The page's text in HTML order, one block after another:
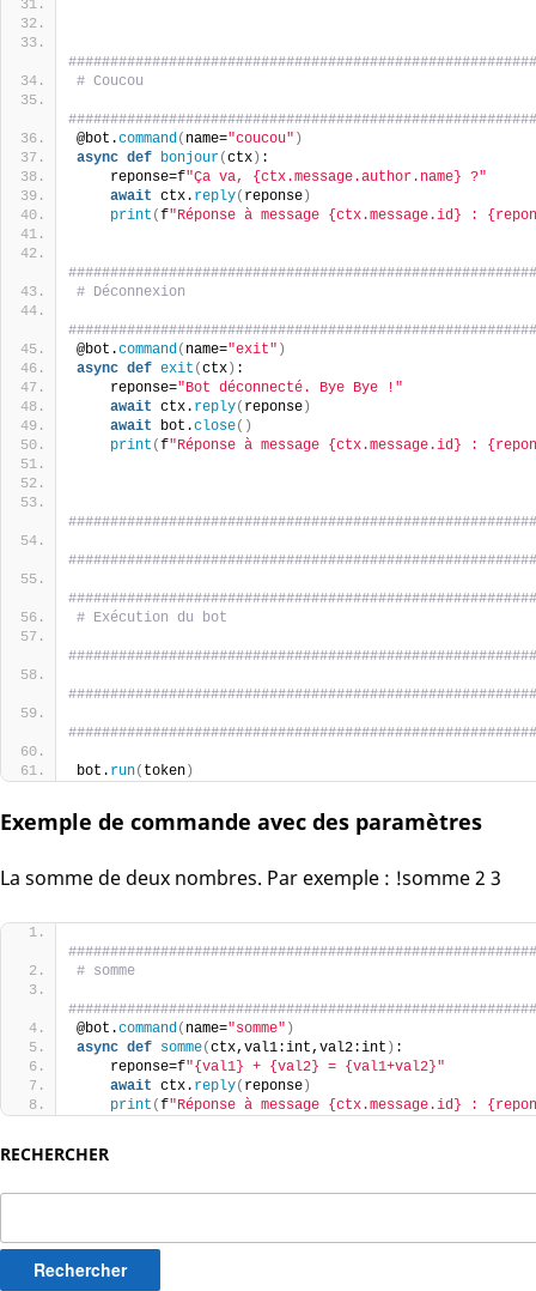
RECHERCHER
# Coucou
@bot.command ( name="coucou" )
async def bonjour(ctx) :
    reponse=f
"Ça va, {ctx.message.author.name} ?"
await ctx. reply( reponse)
print (f"Réponse à message {ctx.message.id} :
# Déconnexion
@bot.command ( name="exit" )
async def exit (ctx) :
    reponse=
"Bot déconnecté. Bye Bye !"
await ctx. reply( reponse)
await bot.close()
print (f"Réponse à message {ctx.message.id} :
# Exécution du bot
bot. run( token)
Exemple de commande avec des paramètres
La somme de deux nombres. Par exemple : !somme 2 3
# somme
@bot.command ( name="somme" )
async def somme(ctx,val1:int,val2:int ) :
    reponse=f
"{val1} + {val2} = {val1+val2}"
await ctx. reply( reponse)
print (f"Réponse à message {ctx.message.id} :